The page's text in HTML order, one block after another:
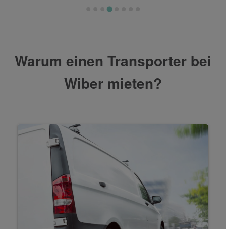
Warum einen Transporter bei
Wiber mieten?